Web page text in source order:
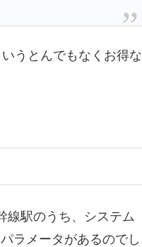
うとんでもなくお得な
線駅のうち、システム
ラメータがあるのでし